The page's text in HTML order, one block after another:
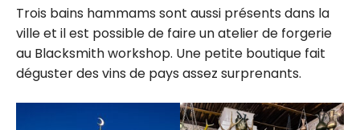
Trois bains hammams sont aussi présents dans la
ville et il est possible de faire un atelier de forgerie
au Blacksmith workshop. Une petite boutique fait
déguster des vins de pays assez surprenants.